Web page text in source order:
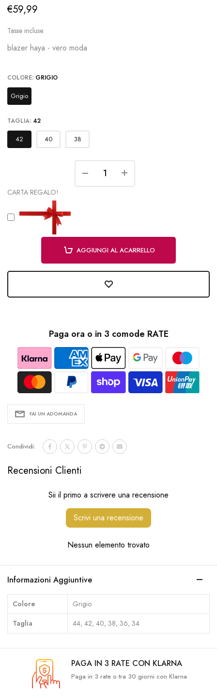
€59,99
Tasse incluse.
blazer haya - vero moda
COLORE: GRIGIO
Grigio
TAGLIA: 42
42 40 38
CARTA REGALO!
AGGIUNGI AL ACARRELLO
Paga ora o in 3 comode RATE
FAI UN ADOMANDA
Condividi:
Recensioni Clienti
Sii il primo a scrivere una recensione
Scrivi una recensione
Nessun elemento trovato
Informazioni Aggiuntive
Colore
Grigio
Taglia
44, 42, 40, 38, 36, 34
PAGA IN 3 RATE CON KLARNA
Paga in 3 rate o tra 30 giorni con Klarna